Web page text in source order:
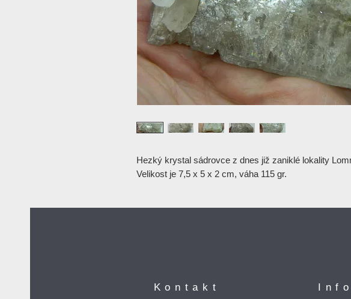
Hezký krystal sádrovce z dnes již zaniklé lokality
Velikost je 7,5 x 5 x 2 cm, váha 115 gr.
Kontakt